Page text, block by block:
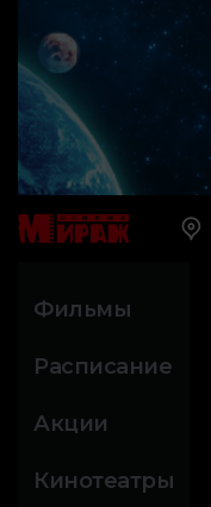
Фильмы
Расписание
Акции
Кинотеатры